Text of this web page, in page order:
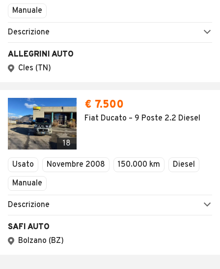
Manuale
Descrizione
ALLEGRINI AUTO
Cles (TN)
18
€ 7.500
Fiat Ducato – 9 Poste 2.2 Diesel
Usato Novembre 2008 150.000 km
Diesel
Manuale
Descrizione
SAFI AUTO
Bolzano (BZ)